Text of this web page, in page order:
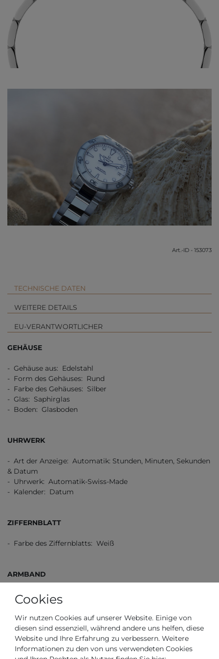
Art.-ID - 153073
TECHNISCHE DATEN
WEITERE DETAILS
EU-VERANTWORTLICHER
GEHÄUSE
- Gehäuse aus: Edelstahl
- Form des Gehäuses: Rund
- Farbe des Gehäuses: Silber
- Glas: Saphirglas
- Boden: Glasboden
UHRWERK
- Art der Anzeige: Automatik: Stunden, Minuten, Sekunden
& Datum
- Uhrwerk: Automatik-Swiss-Made
- Kalender: Datum
ZIFFERNBLATT
- Farbe des Ziffernblatts: Weiß
ARMBAND
- Farbe des Armbands: Silber
- Schließe: Faltschließe
- Armband aus: Edelstahl
WEITERE ANGABEN
Cookies
Wir nutzen Cookies auf unserer Website. Einige von
diesen sind essenziell, während andere uns helfen, diese
Website und Ihre Erfahrung zu verbessern. Weitere
Informationen zu den von uns verwendeten Cookies